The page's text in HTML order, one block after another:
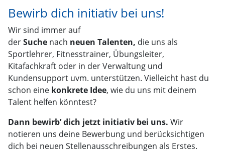
Bewirb dich initiativ bei uns!
Wir sind immer auf
derSuche nach neuen Talenten, die uns als
Sportlehrer, Fitnesstrainer, Übungsleiter,
Kitafachkraft oder in der Verwaltung und
Kundensupport uvm. unterstützen. Vielleicht hast du
schon eine konkrete Idee, wie du uns mit deinem
Talent helfen könntest?
Dann bewirb’ dich jetzt initiativ bei uns. Wir
notieren uns deine Bewerbung und berücksichtigen
dich bei neuen Stellenausschreibungen als Erstes.